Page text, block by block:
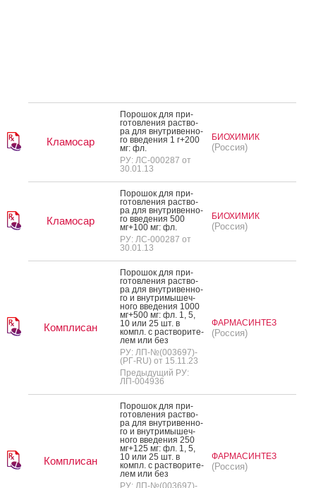
Кламосар
По­рошок для при­
готов­ле­ния рас­тво­
ра для внут­ри­вен­но­
го вве­дения 1 г+200
мг: фл.
РУ: ЛС-000287 от
30.01.13
БИОХИМИК
(Россия)
Кламосар
По­рошок для при­
готов­ле­ния рас­тво­
ра для внут­ри­вен­но­
го вве­дения 500
мг+100 мг: фл.
РУ: ЛС-000287 от
30.01.13
БИОХИМИК
(Россия)
Комплисан
По­рошок для при­
готов­ле­ния рас­тво­
ра для внут­ри­вен­но­
го и внут­ри­мышеч­
но­го вве­дения 1000
мг+500 мг: фл. 1, 5,
10 или 25 шт. в
компл. с рас­тво­рите­
лем или без
РУ: ЛП-№(003697)-
(РГ-RU) от 15.11.23
Предыдущий РУ:
ЛП-004936
ФАРМАСИНТЕЗ
(Россия)
Комплисан
По­рошок для при­
готов­ле­ния рас­тво­
ра для внут­ри­вен­но­
го и внут­ри­мышеч­
но­го вве­дения 250
мг+125 мг: фл. 1, 5,
10 или 25 шт. в
компл. с рас­тво­рите­
лем или без
РУ: ЛП-№(003697)-
ФАРМАСИНТЕЗ
(Россия)